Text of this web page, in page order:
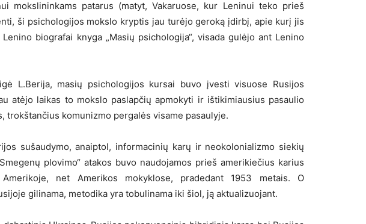
mokslininkams patarus (matyt, Vakaruose, kur Leninui teko prieš
ši psichologijos mokslo kryptis jau turėjo geroką įdirbį, apie kurį jis
biografai knyga „Masių psichologija“, visada gulėjo ant Lenino
L.Berija, masių psichologijos kursai buvo įvesti visuose Rusijos
atėjo laikas to mokslo paslapčių apmokyti ir ištikimiausius pasaulio
trokštančius komunizmo pergalės visame pasaulyje.
sušaudymo, anaiptol, informacinių karų ir neokolonializmo siekių
plovimo“ atakos buvo naudojamos prieš amerikiečius karius
net Amerikos mokyklose, pradedant 1953 metais. O
gilinama, metodika yra tobulinama iki šiol, ją aktualizuojant.